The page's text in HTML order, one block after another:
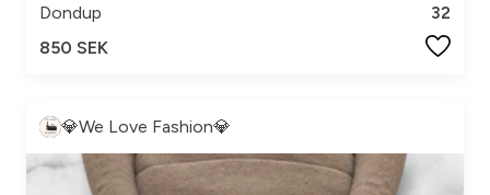
Dondup
32
850 SEK
💎We Love Fashion💎